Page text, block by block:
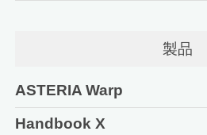
製品
ASTERIA Warp
Handbook X